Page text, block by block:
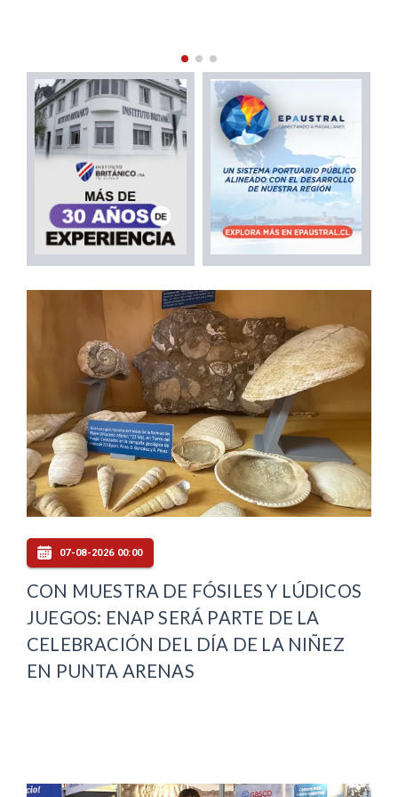
07-08-2026 00:00
CON MUESTRA DE FÓSILES Y LÚDICOS
JUEGOS: ENAP SERÁ PARTE DE LA
CELEBRACIÓN DEL DÍA DE LA NIÑEZ
EN PUNTA ARENAS